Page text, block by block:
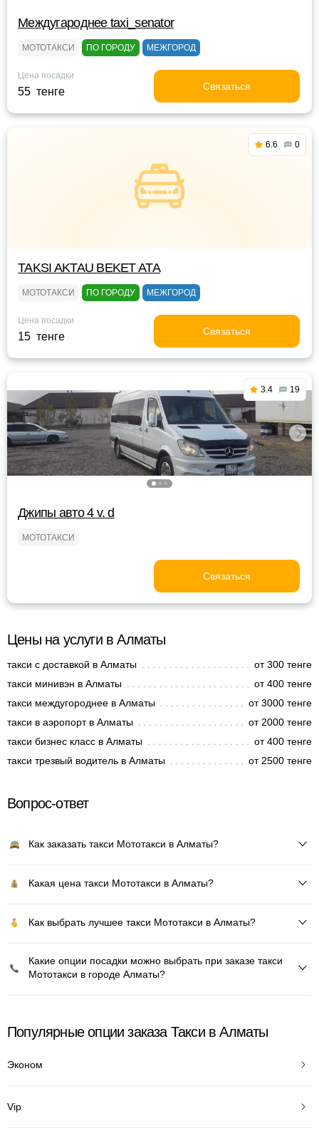
Междугароднее taxi_senator
МОТОТАКСИ ПО ГОРОДУ МЕЖГОРОД
Цена посадки
55 тенге Связаться
6.6 0
TAKSI AKTAU BEKET ATA
МОТОТАКСИ ПО ГОРОДУ МЕЖГОРОД
Цена посадки
15 тенге Связаться
3.4 19
Джипы авто 4 v. d
МОТОТАКСИ
Связаться
Цены на услуги в Алматы
такси с доставкой в Алматы
от 300 тенге
такси минивэн в Алматы
от 400 тенге
такси междугороднее в Алматы
от 3000 тенге
такси в аэропорт в Алматы
от 2000 тенге
такси бизнес класс в Алматы
от 400 тенге
такси трезвый водитель в Алматы
от 2500 тенге
Вопрос-ответ
Как заказать такси Мототакси в Алматы?
Какая цена такси Мототакси в Алматы?
Как выбрать лучшее такси Мототакси в Алматы?
Какие опции посадки можно выбрать при заказе такси
Мототакси в городе Алматы?
Популярные опции заказа Такси в Алматы
Эконом
Vip